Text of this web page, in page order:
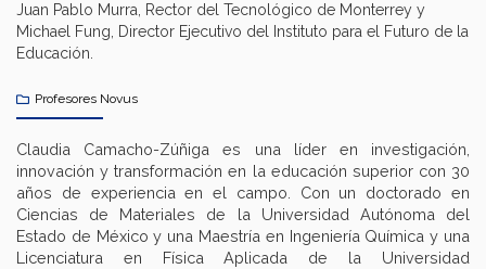
Juan Pablo Murra, Rector del Tecnológico de Monterrey y
Michael Fung, Director Ejecutivo del Instituto para el Futuro de la
Educación.
Profesores Novus
Claudia Camacho-Zúñiga es una líder en investigación,
innovación y transformación en la educación superior con 30
años de experiencia en el campo. Con un doctorado en
Ciencias de Materiales de la Universidad Autónoma del
Estado de México y una Maestría en Ingeniería Química y una
Licenciatura en Física Aplicada de la Universidad